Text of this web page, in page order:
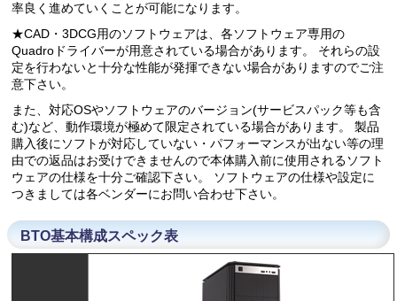
率良く進めていくことが可能になります。
★CAD・3DCG用のソフトウェアは、各ソフトウェア専用の
Quadroドライバーが用意されている場合があります。 それらの設
定を行わないと十分な性能が発揮できない場合がありますのでご注
意下さい。
また、対応OSやソフトウェアのバージョン(サービスパック等も含
む)など、動作環境が極めて限定されている場合があります。 製品
購入後にソフトが対応していない・パフォーマンスが出ない等の理
由での返品はお受けできませんので本体購入前に使用されるソフト
ウェアの仕様を十分ご確認下さい。 ソフトウェアの仕様や設定に
つきましては各ベンダーにお問い合わせ下さい。
BTO基本構成スペック表